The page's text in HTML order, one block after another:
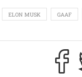
ELON MUSK GAAF